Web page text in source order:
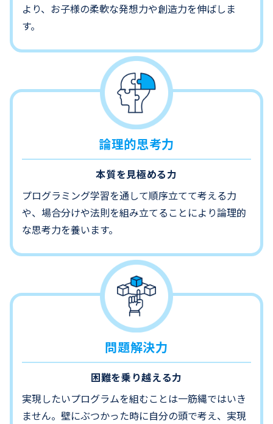
より、お子様の柔軟な発想力や創造力を伸ばしま
す。
論理的思考力
本質を見極める力
プログラミング学習を通して順序立てて考える力
や、場合分けや法則を組み立てることにより論理的
な思考力を養います。
問題解決力
困難を乗り越える力
実現したいプログラムを組むことは一筋縄ではいき
ません。壁にぶつかった時に自分の頭で考え、実現